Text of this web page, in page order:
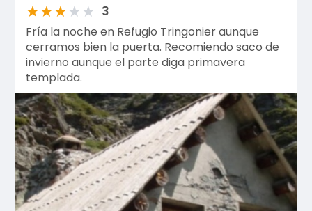
★★★★★ 3
Fría la noche en Refugio Tringonier aunque
cerramos bien la puerta. Recomiendo saco de
invierno aunque el parte diga primavera
templada.